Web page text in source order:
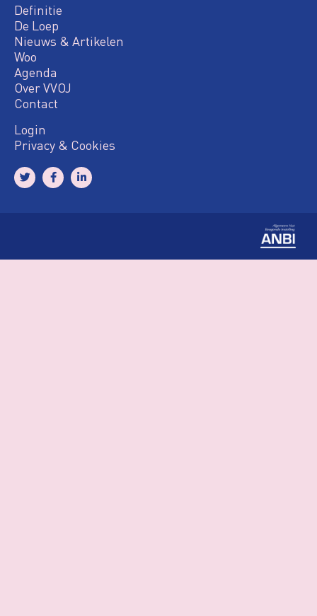
Definitie
De Loep
Nieuws & Artikelen
Woo
Agenda
Over VVOJ
Contact
Login
Privacy & Cookies